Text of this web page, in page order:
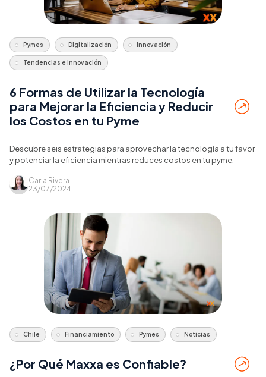
Pymes Digitalización Innovación
Tendencias e innovación
6 Formas de Utilizar la Tecnología
para Mejorar la Eficiencia y Reducir
los Costos en tu Pyme
Descubre seis estrategias para aprovechar la tecnología a tu favor
y potenciar la eficiencia mientras reduces costos en tu pyme.
Carla Rivera
23/07/2024
Chile Financiamiento Pymes Noticias
¿Por Qué Maxxa es Confiable?